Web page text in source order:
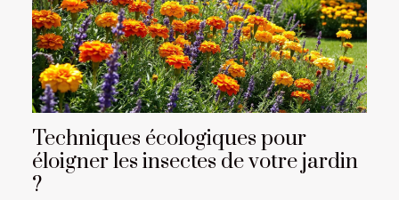
Techniques écologiques pour
éloigner les insectes de votre jardin
?